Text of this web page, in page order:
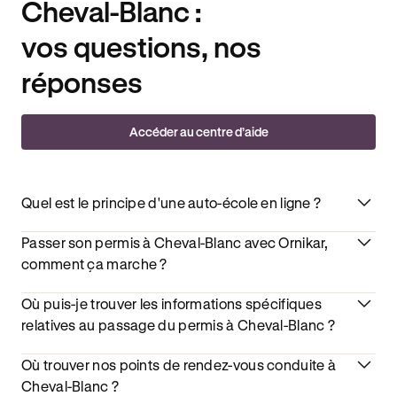
Cheval-Blanc :
vos questions, nos
réponses
Accéder au centre d’aide
Quel est le principe d'une auto-école en ligne ?
Passer son permis à Cheval-Blanc avec Ornikar,
comment ça marche ?
Où puis-je trouver les informations spécifiques
relatives au passage du permis à Cheval-Blanc ?
Où trouver nos points de rendez-vous conduite à
Cheval-Blanc ?